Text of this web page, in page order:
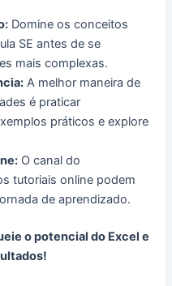
Domine os conceitos
SE antes de se
mais complexas.
A melhor maneira de
é praticar
práticos e explore
O canal do
tutoriais online podem
de aprendizado.
o potencial do Excel e